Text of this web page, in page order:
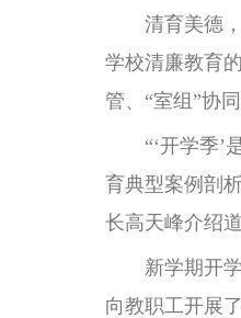
清育美德，
学校清廉教育
管、“室组”协
“‘开学季’是
育典型案例剖
长高天峰介绍道
新学期开学
向教职工开展